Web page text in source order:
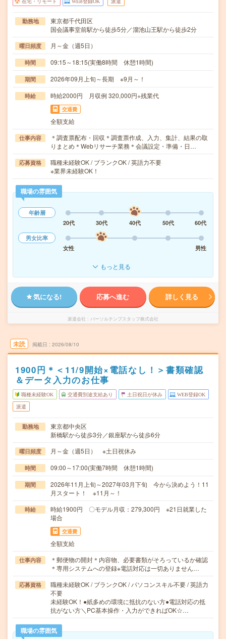
在宅・リモート WEB登録OK 派遣
勤務地
東京都千代田区
国会議事堂前駅から徒歩5分／溜池山王駅から徒歩2分
曜日頻度 月～金（週5日）
時間 09:15～18:15(実働8時間 休憩1時間)
期間 2026年09月上旬～長期 ※9月～！
時給 時給2000円 月収例 320,000円+残業代
交通費
全額支給
仕事内容
＊調査票配布・回収＊調査票作成、入力、集計、結果の取
りまとめ＊Webリサーチ業務＊会議設定・準備・日…
応募資格
職種未経験OK / ブランクOK / 英語力不要
※業界未経験OK！
職場の雰囲気
年齢層
20代
30代 40代 50代
60代
男女比率
女性
男性
もっと見る
気になる! 応募へ進む 詳しく見る
派遣会社 パーソルテンプスタッフ株式会社
未読 掲載日 2026/08/10
1900円＊＜11/9開始×電話なし！＞書類確認
＆データ入力のお仕事
職種未経験OK 交通費別途支給あり 土日祝日が休み WEB登録OK
派遣
勤務地
東京都中央区
新橋駅から徒歩3分／銀座駅から徒歩6分
曜日頻度 月～金（週5日） ※土日祝休み
時間 09:00～17:00(実働7時間 休憩1時間)
期間
2026年11月上旬～2027年03月下旬 今から決めよう！11
月スタート！ ※11月～！
時給
時給1900円 〇モデル月収：279,300円 ※21日就業した
場合
交通費
全額支給
仕事内容
＊郵便物の開封＊内容物、必要書類がそろっているか確認
＊専用システムへの登録※電話対応は一切ありません…
応募資格
職種未経験OK / ブランクOK / パソコンスキル不要 / 英語力
不要
未経験OK！●紙多めの環境に抵抗のない方●電話対応の抵
抗がない方＼PC基本操作・入力ができればOK☆…
職場の雰囲気